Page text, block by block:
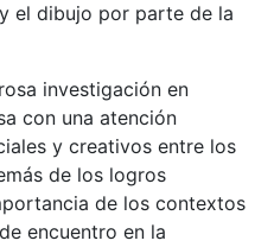
el dibujo por parte de la
investigación en
con una atención
y creativos entre los
de los logros
de los contextos
encuentro en la